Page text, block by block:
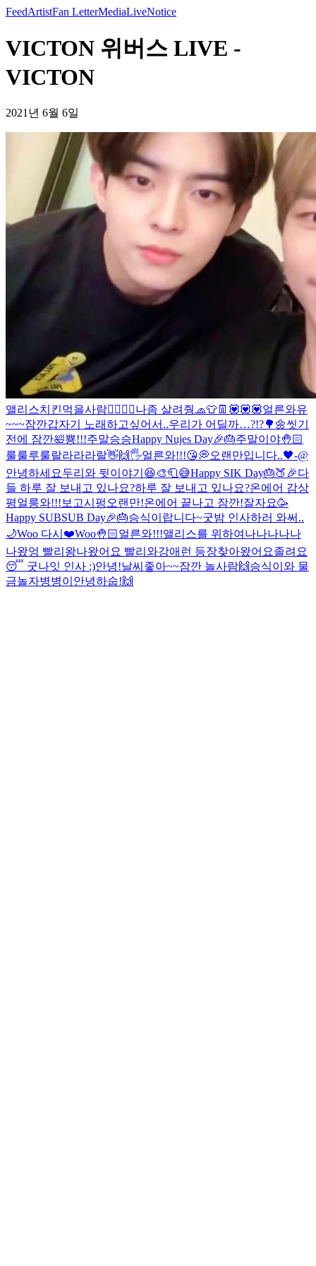
FeedArtistFan LetterMediaLiveNotice
VICTON 위버스 LIVE -
VICTON
2021년 6월 6일
앨리스치킨먹을사람🙋‍♀️🙋‍♂️나좀 살려줭 🧢👕👖 💟💟💟얼른와유
~~~잠깐갑자기 노래하고싶어서..우리가 어딜까…?!?🌳🌼씻기
전에 잠깐🛀뿅!!!주말승승Happy Nujes Day🎉🎂주말이야🤚🏻
룰룰루룰랄라라라랄👋🙌🖐얼른와!!!😘💭오랜만입니다..🖤-@
안녕하세요두리와 뒷이야기😆🎨🧻😅Happy SIK Day🎂🍑🎉다
들 하루 잘 보내고 있나요?하루 잘 보내고 있나요?온에어 감상
평얼릉와!!!보고시펑 오랜만!온에어 끝나고 잠깐!잘자요🥳
Happy SUBSUB Day🎉🎂승식이랍니다~굿밤 인사하러 와써..
🌙Woo 다시❤️Woo🤚🏻얼른와!!!앨리스를 위하여 나나나나나
나왔엉 빨리왕나왔어요 빨리와강애런 등장찾아왔어요졸려요
😴 굿나잇 인사 :)안녕!날씨좋아~~잠깐 놀사람🙌 승식이와 물
금놀자병병이 안녕하숩!🙌